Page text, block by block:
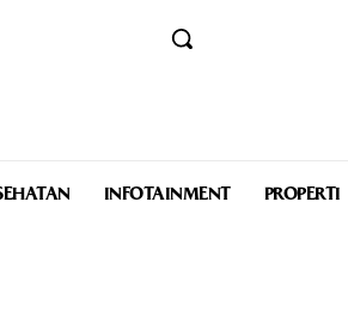
INFOTAINMENT PROPERTI